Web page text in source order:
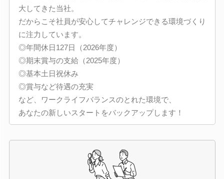
大してきた当社。
だからこそ社員が安心してチャレンジできる環境づくり
に注力しています。
◎年間休日127日（2026年度）
◎期末賞与の支給（2025年度）
◎基本土日祝休み
◎賞与など待遇の充実
など、ワークライフバランスのとれた環境で、
あなたの新しいスタートをバックアップします！